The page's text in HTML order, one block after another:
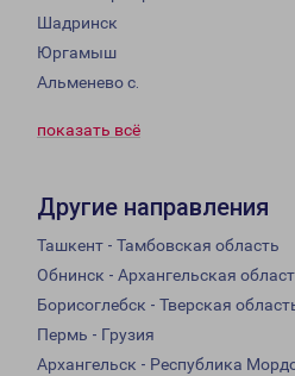
Шадринск
Юргамыш
Альменево с.
показать всё
Другие направления
Ташкент - Тамбовская область
Обнинск - Архангельская
Борисоглебск - Тверская
Пермь - Грузия
Архангельск - Республика